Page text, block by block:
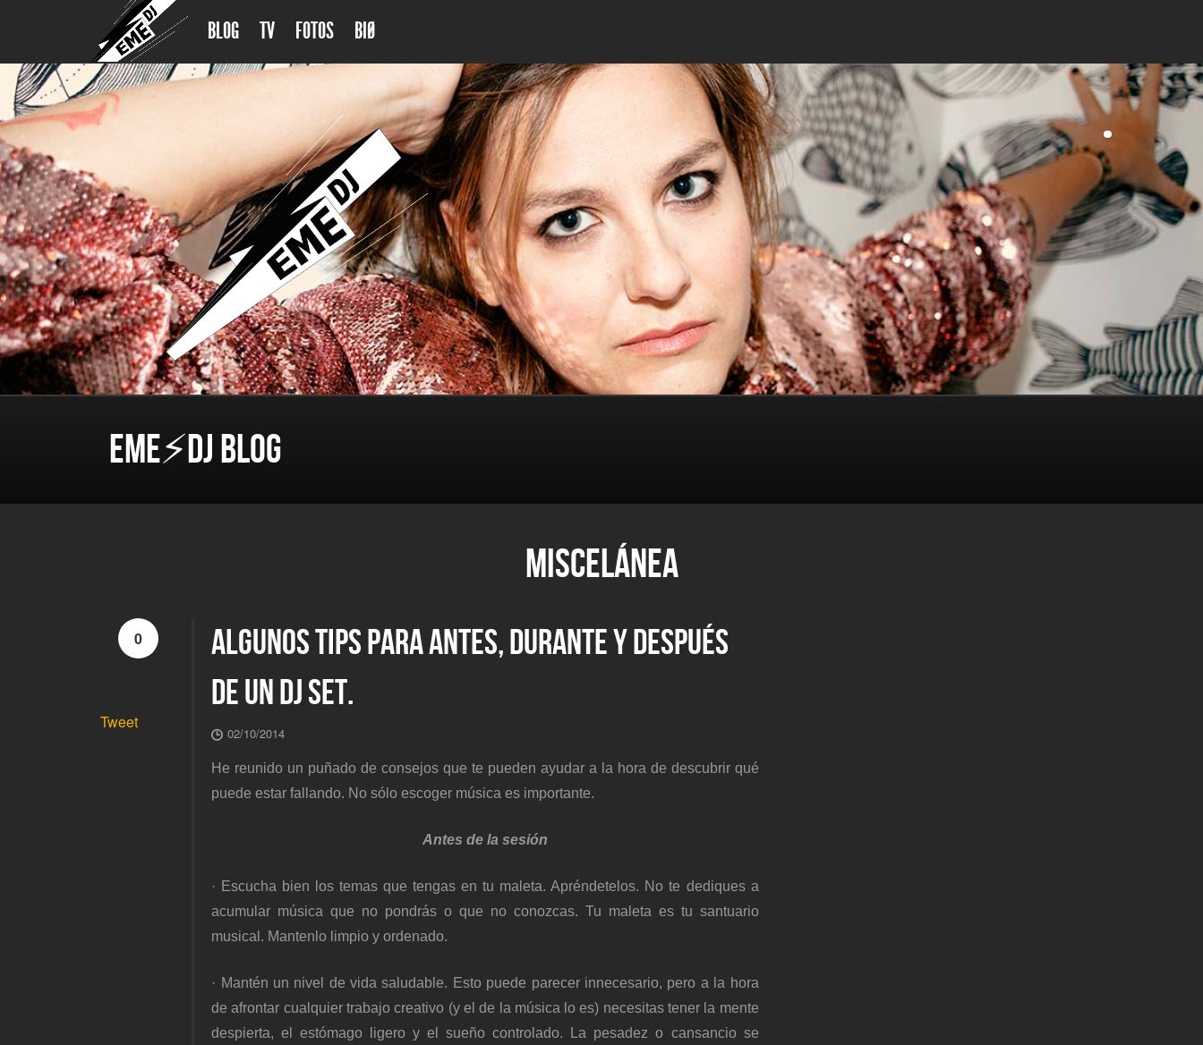
BLOG TV FOTOS BIØ
EME⚡DJ BLOG
MISCELÁNEA
0
Tweet
ALGUNOS TIPS PARA ANTES, DURANTE Y DESPUÉS
DE UN DJ SET.
02/10/2014
He reunido un puñado de consejos que te pueden ayudar a la hora de descubrir qué
puede estar fallando. No sólo escoger música es importante.
Antes de la sesión
· Escucha bien los temas que tengas en tu maleta. Apréndetelos. No te dediques a
acumular música que no pondrás o que no conozcas. Tu maleta es tu santuario
musical. Mantenlo limpio y ordenado.
· Mantén un nivel de vida saludable. Esto puede parecer innecesario, pero a la hora
de afrontar cualquier trabajo creativo (y el de la música lo es) necesitas tener la mente
despierta, el estómago ligero y el sueño controlado. La pesadez o cansancio se